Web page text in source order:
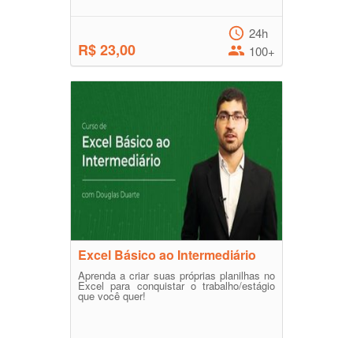
R$ 23,00
24h
100+
Excel Básico ao Intermediário
Aprenda a criar suas próprias planilhas no
Excel para conquistar o trabalho/estágio
que você quer!